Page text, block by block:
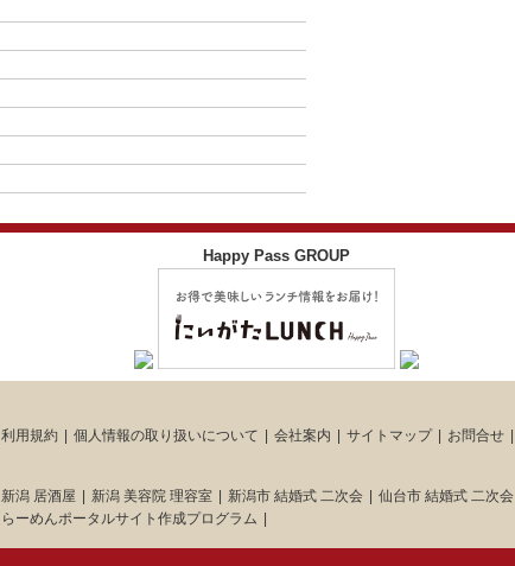
Happy Pass GROUP
利用規約 個人情報の取り扱いについて 会社案内 サイトマップ お問合せ
新潟 居酒屋 新潟 美容院 理容室 新潟市 結婚式 二次会 仙台市 結婚式 二次会
らーめんポータルサイト作成プログラム